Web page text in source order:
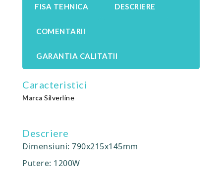
FISA TEHNICA DESCRIERE
COMENTARII
GARANTIA CALITATII
Caracteristici
Marca Silverline
Descriere
Dimensiuni: 790x215x145mm
Putere: 1200W